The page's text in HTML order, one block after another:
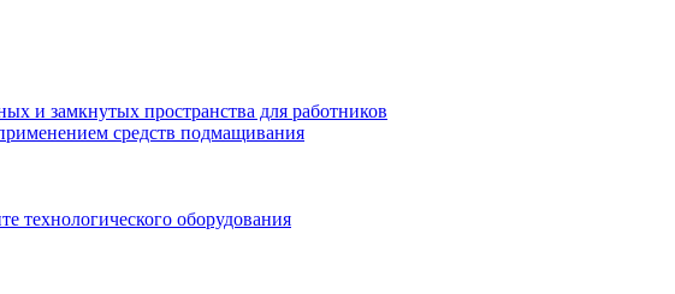
и замкнутых пространства для работников
средств подмащивания
технологического оборудования